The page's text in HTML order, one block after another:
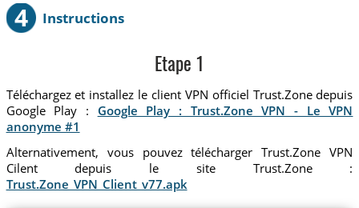
4 Instructions
Etape 1
Téléchargez et installez le client VPN officiel Trust.Zone depuis
Google Play : Google Play : Trust.Zone VPN - Le VPN
anonyme #1
Alternativement, vous pouvez télécharger Trust.Zone VPN
Cilent depuis le site Trust.Zone :
Trust.Zone_VPN_Client_v77.apk